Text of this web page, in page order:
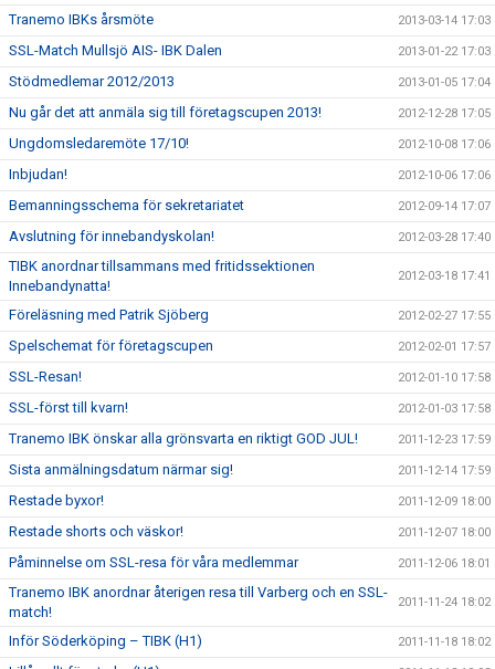
Tranemo IBKs årsmöte 2013-03-14 17:03
SSL-Match Mullsjö AIS- IBK Dalen 2013-01-22 17:03
Stödmedlemar 2012/2013 2013-01-05 17:04
Nu går det att anmäla sig till företagscupen 2013! 2012-12-28 17:05
Ungdomsledaremöte 17/10! 2012-10-08 17:06
Inbjudan! 2012-10-06 17:06
Bemanningsschema för sekretariatet 2012-09-14 17:07
Avslutning för innebandyskolan! 2012-03-28 17:40
TIBK anordnar tillsammans med fritidssektionen
Innebandynatta!
2012-03-18 17:41
Föreläsning med Patrik Sjöberg 2012-02-27 17:55
Spelschemat för företagscupen 2012-02-01 17:57
SSL-Resan! 2012-01-10 17:58
SSL-först till kvarn! 2012-01-03 17:58
Tranemo IBK önskar alla grönsvarta en riktigt GOD JUL! 2011-12-23 17:59
Sista anmälningsdatum närmar sig! 2011-12-14 17:59
Restade byxor! 2011-12-09 18:00
Restade shorts och väskor! 2011-12-07 18:00
Påminnelse om SSL-resa för våra medlemmar 2011-12-06 18:01
Tranemo IBK anordnar återigen resa till Varberg och en SSL-
match!
2011-11-24 18:02
Inför Söderköping – TIBK (H1) 2011-11-18 18:02